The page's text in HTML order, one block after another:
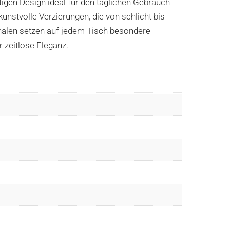
Design ideal für den täglichen Gebrauch
Verzierungen, die von schlicht bis
setzen auf jedem Tisch besondere
zeitlose Eleganz.